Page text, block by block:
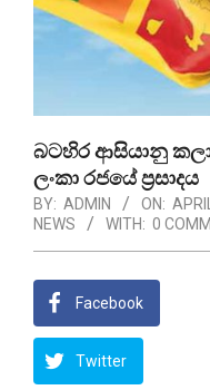
බටහිර ආසියානු
ලංකා රජයේ ප්‍රසාදය
BY: ADMIN ON:
NEWS
WITH: 0
Facebook
Twitter